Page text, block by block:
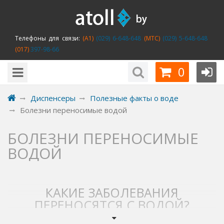
Телефоны для связи: (A1)(029) 6-648-648 (MTC)(029) 5-648-648
(017)397-98-66
0
Диспенсеры
Полезные факты о воде
Болезни переносимые водой
БОЛЕЗНИ ПЕРЕНОСИМЫЕ
ВОДОЙ
КАКИЕ ЗАБОЛЕВАНИЯ
ПЕРЕНОСЯТСЯ С ВОДОЙ?